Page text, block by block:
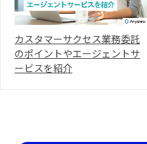
カスタマーサクセス業務委託
のポイントやエージェントサ
ービスを紹介